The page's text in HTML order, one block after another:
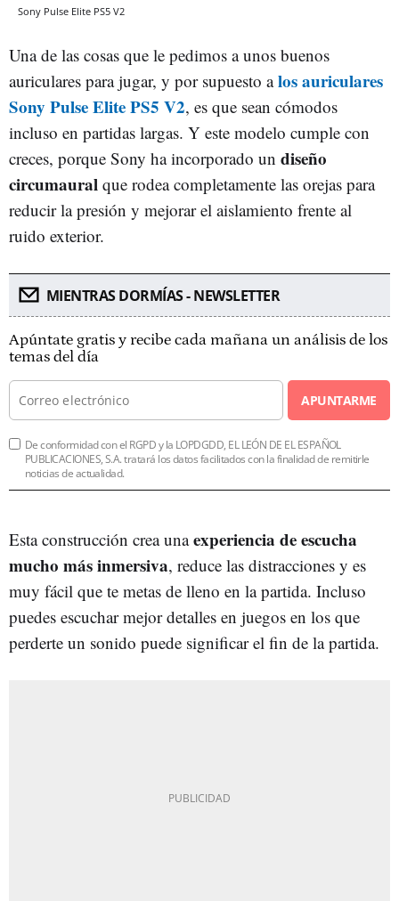
Sony Pulse Elite PS5 V2
Una de las cosas que le pedimos a unos buenos
auriculares para jugar, y por supuesto alos auriculares
Sony Pulse Elite PS5 V2, es que sean cómodos
incluso en partidas largas. Y este modelo cumple con
creces, porque Sony ha incorporado un diseño
circumaural que rodea completamente las orejas para
reducir la presión y mejorar el aislamiento frente al
ruido exterior.
MIENTRAS DORMÍAS - NEWSLETTER
Apúntate gratis y recibe cada mañana un análisis de los
temas del día
APUNTARME
De conformidad con el RGPD y la LOPDGDD, EL LEÓN DE EL ESPAÑOL
PUBLICACIONES, S.A. tratará los datos facilitados con la finalidad de remitirle
noticias de actualidad.
Esta construcción crea unaexperiencia de escucha
mucho más inmersiva, reduce las distracciones y es
muy fácil que te metas de lleno en la partida. Incluso
puedes escuchar mejor detalles en juegos en los que
perderte un sonido puede significar el fin de la partida.